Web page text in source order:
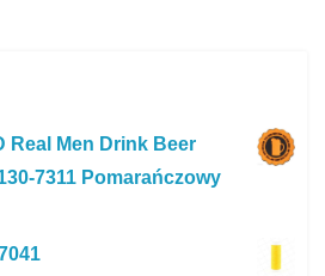
Real Men Drink Beer
7311 Pomarańczowy